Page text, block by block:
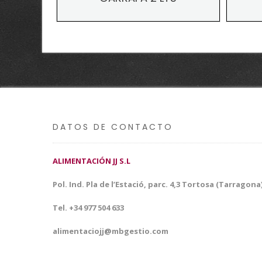
DATOS DE CONTACTO
ALIMENTACIÓN JJ S.L
Pol. Ind. Pla de l’Estació, parc. 4,3 Tortosa
Tel. +34 977 504 633
alimentaciojj@mbgestio.com